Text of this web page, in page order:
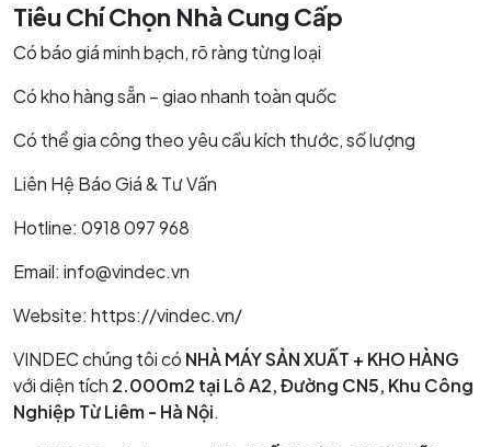
Tiêu Chí Chọn Nhà Cung Cấp
Có báo giá minh bạch, rõ ràng từng loại
Có kho hàng sẵn – giao nhanh toàn quốc
Có thể gia công theo yêu cầu kích thước, số lượng
Liên Hệ Báo Giá & Tư Vấn
Hotline: 0918 097 968
Email: info@vindec.vn
Website: https://vindec.vn/
VINDEC chúng tôi có NHÀ MÁY SẢN XUẤT + KHO HÀNG
với diện tích 2.000m2 tại Lô A2, Đường CN5, Khu Công
Nghiệp Từ Liêm - Hà Nội.